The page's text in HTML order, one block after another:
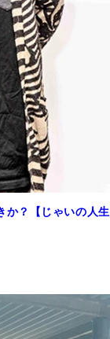
か？【じゃいの人生